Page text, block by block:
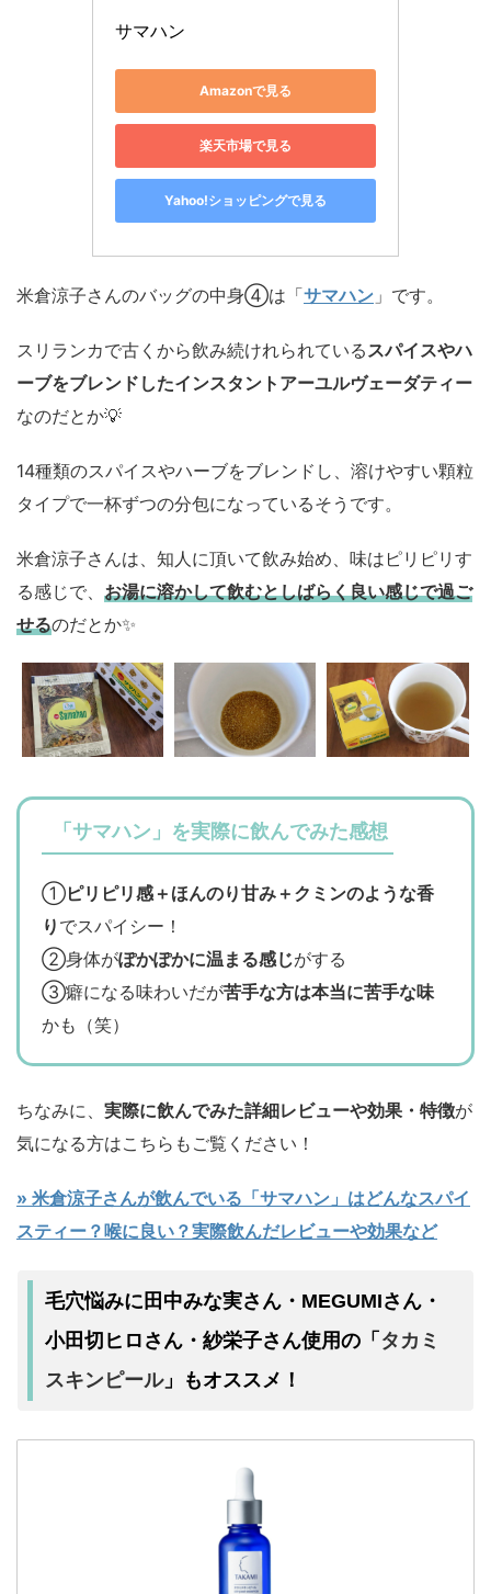
サマハン
Amazonで見る
楽天市場で見る
Yahoo!ショッピングで見る
米倉涼子さんのバッグの中身④は「サマハン 」です。
スリランカで古くから飲み続けれられている スパイスやハ
ーブをブレンドしたインスタントアーユルヴェーダティー
なのだとか💡
14種類のスパイスやハーブをブレンドし、溶けやすい顆粒
タイプで一杯ずつの分包になっているそうです。
米倉涼子さんは、知人に頂いて飲み始め、味はピリピリす
る感じで、 お湯に溶かして飲むとしばらく良い感じで過ご
せるのだとか✨
「サマハン」を実際に飲んでみた感想
①ピリピリ感＋ほんのり甘み＋クミンのような香
り でスパイシー！
②身体がぽかぽかに温まる感じがする
③癖になる味わいだが苦手な方は本当に苦手な味
かも（笑）
ちなみに、 実際に飲んでみた詳細レビューや効果・特徴が
気になる方はこちらもご覧ください！
» 米倉涼子さんが飲んでいる「サマハン」はどんなスパイ
スティー？喉に良い？実際飲んだレビューや効果など
毛穴悩みに田中みな実さん・MEGUMIさん・
小田切ヒロさん・紗栄子さん使用の「 タカミ
スキンピール」もオススメ！